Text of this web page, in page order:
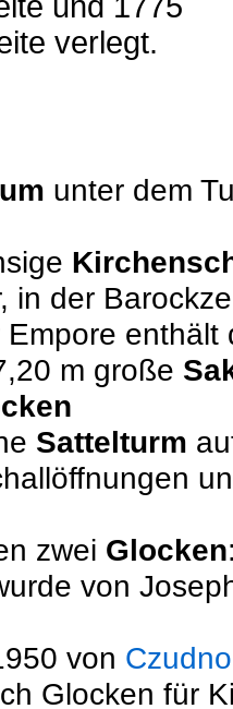
verlegt.
unter dem
in der
enthält
m große
Sattelturm
zwei Glocken
von
von
Glocken für